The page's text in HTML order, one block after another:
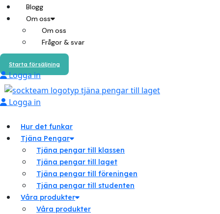
Blogg
Om oss
Om oss
Frågor & svar
Starta försäljning
Logga in
Logga in
Hur det funkar
Tjäna Pengar
Tjäna pengar till klassen
Tjäna pengar till laget
Tjäna pengar till föreningen
Tjäna pengar till studenten
Våra produkter
Våra produkter